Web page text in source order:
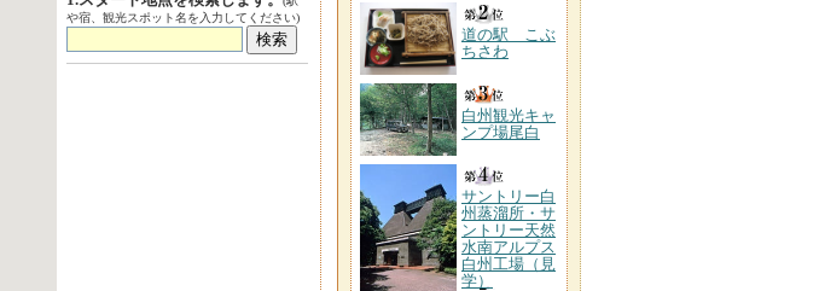
や宿、観光スポット名を入力してください)
道の駅 こぶ
ちさわ
白州観光キャ
ンプ場尾白
サントリー白
州蒸溜所・サ
ントリー天然
水南アルプス
白州工場（見
学）